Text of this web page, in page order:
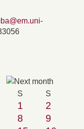
S S
1
2
8
9